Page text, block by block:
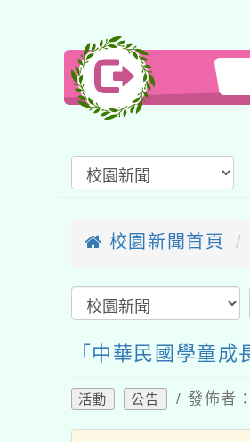
校園新聞首頁
「中華民國學童成
活動 公告 / 發佈者